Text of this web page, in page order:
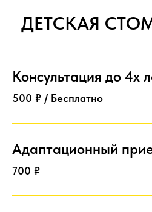
ДЕТСКАЯ
Консультация до 4х
500 ₽ / Бесплатно
Адаптационный
700 ₽